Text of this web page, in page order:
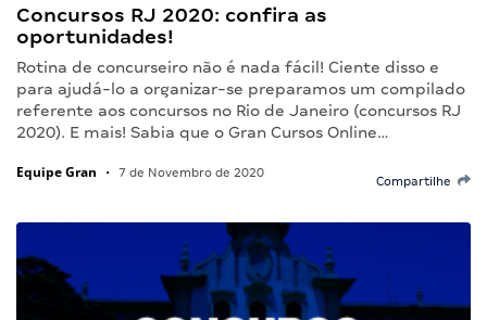
Concursos RJ 2020: confira as
oportunidades!
Rotina de concurseiro não é nada fácil! Ciente disso e
para ajudá-lo a organizar-se preparamos um compilado
referente aos concursos no Rio de Janeiro (concursos RJ
2020). E mais! Sabia que o Gran Cursos Online…
Equipe Gran • 7 de Novembro de 2020
Compartilhe